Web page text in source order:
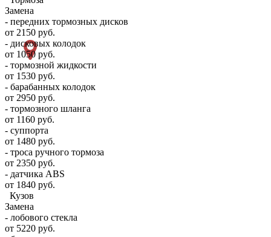
Замена
- передних тормозных дисков
от 2150 руб.
- дисковых колодок
от 1050 руб.
- тормозной жидкости
от 1530 руб.
- барабанных колодок
от 2950 руб.
- тормозного шланга
от 1160 руб.
- суппорта
от 1480 руб.
- троса ручного тормоза
от 2350 руб.
- датчика ABS
от 1840 руб.
Кузов
Замена
- лобового стекла
от 5220 руб.